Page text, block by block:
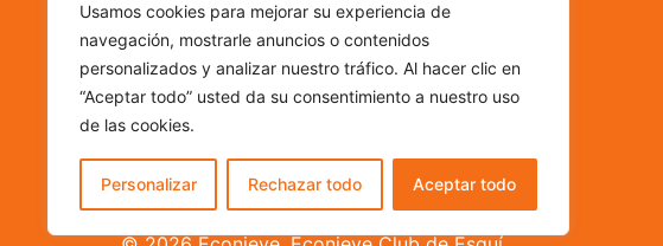
Usamos cookies para mejorar su experiencia de
navegación, mostrarle anuncios o contenidos
personalizados y analizar nuestro tráfico. Al hacer clic en
“Aceptar todo” usted da su consentimiento a nuestro uso
de las cookies.
Personalizar Rechazar todo Aceptar todo
Tienda
Contacto